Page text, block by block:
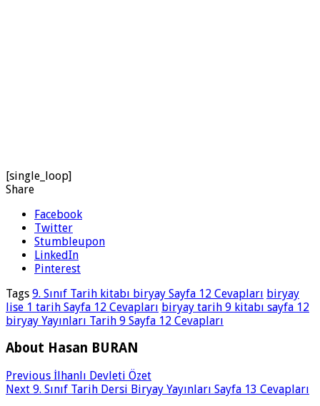
[single_loop]
Share
Facebook
Twitter
Stumbleupon
LinkedIn
Pinterest
Tags 9. Sınıf Tarih kitabı biryay Sayfa 12 Cevapları biryay
lise 1 tarih Sayfa 12 Cevapları biryay tarih 9 kitabı sayfa 12
biryay Yayınları Tarih 9 Sayfa 12 Cevapları
About Hasan BURAN
Previous İlhanlı Devleti Özet
Next 9. Sınıf Tarih Dersi Biryay Yayınları Sayfa 13 Cevapları